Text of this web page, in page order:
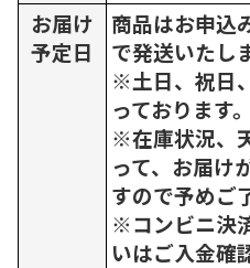
お届け
予定日
商品はお申込
で発送いたし
※土日、祝日
っております。
※在庫状況、
って、お届け
すので予めご
※コンビニ決
いはご入金確